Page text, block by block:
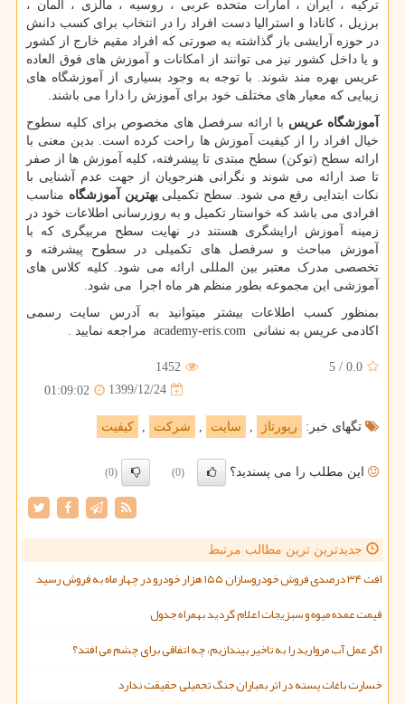
ترکیه ، ایران ، امارات متحده عربی ، روسیه ، مالزی ، آلمان ،
برزیل ، کانادا و استرالیا دست افراد را در انتخاب برای کسب دانش
در حوزه آرایشی باز گذاشته به صورتی که افراد مقیم خارج از کشور
و یا داخل کشور نیز می توانند از امکانات و آموزش های فوق العاده
عریس بهره مند شوند. با توجه به وجود بسیاری از آموزشگاه های
زیبایی که معیار های مختلف خود برای آموزش را دارا می باشند.
آموزشگاه عریس با ارائه سرفصل های مخصوص برای کلیه سطوح
خیال افراد را از کیفیت آموزش ها راحت کرده است. بدین معنی با
ارائه سطح (توکن) سطح مبتدی تا پیشرفته، کلیه آموزش ها از صفر
تا صد ارائه می شوند و نگرانی هنرجویان از جهت عدم آشنایی با
نکات ابتدایی رفع می شود. سطح تکمیلیبهترین آموزشگاه مناسب
افرادی می باشد که خواستار تکمیل و به روزرسانی اطلاعات خود در
زمینه آموزش ارایشگری هستند در نهایت سطح مربیگری که با
آموزش مباحث و سرفصل های تکمیلی در سطوح پیشرفته و
تخصصی مدرک معتبر بین المللی ارائه می شود. کلیه کلاس های
آموزشی این مجموعه بطور منظم هر ماه اجرا می شود.
بمنظور کسب اطلاعات بیشتر میتوانید به آدرس سایت رسمی
اکادمی عریس به نشانی academy-eris.com مراجعه نمایید .
0.0
/
5
1452
1399/12/24
01:09:02
تگهای خبر: رپورتاژ سایت شركت كیفیت
این مطلب را می پسندید؟ (0)
(0)
جدیدترین ترین مطالب مرتبط
افت ۳۴ درصدی فروش خودروسازان ۱۵۵ هزار خودرو در چهار ماه به فروش رسید
قیمت عمده میوه و سبزیجات اعلام گردید بهمراه جدول
اگر عمل آب مروارید را به تاخیر بیندازیم، چه اتفاقی برای چشم می افتد؟
خسارت باغات پسته در اثر بمباران جنگ تحمیلی حقیقت ندارد